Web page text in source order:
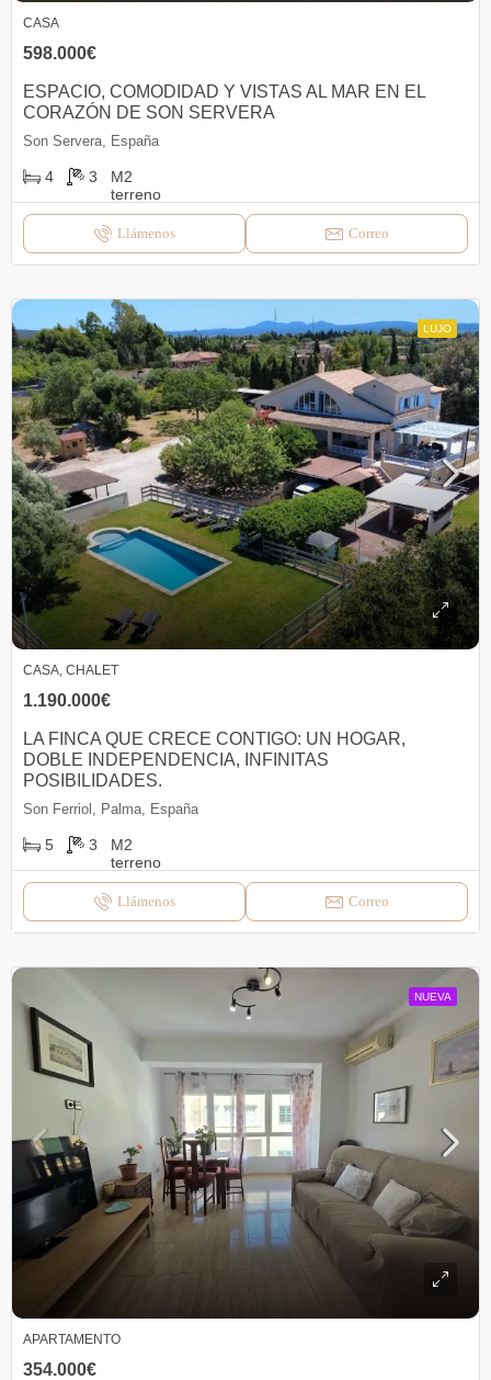
CASA
598.000€
ESPACIO, COMODIDAD Y VISTAS AL MAR EN EL
CORAZÓN DE SON SERVERA
Son Servera, España
4 3
Llámenos Correo
LUJO
CASA, CHALET
1.190.000€
LA FINCA QUE CRECE CONTIGO: UN HOGAR,
DOBLE INDEPENDENCIA, INFINITAS
POSIBILIDADES.
Son Ferriol, Palma, España
5 3
Llámenos Correo
NUEVA
APARTAMENTO
354.000€